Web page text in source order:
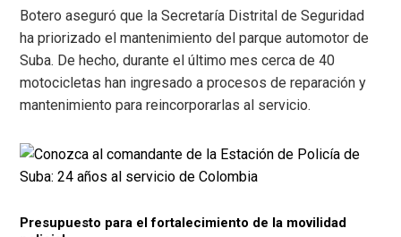
Botero aseguró que la Secretaría Distrital de Seguridad
ha priorizado el mantenimiento del parque automotor de
Suba. De hecho, durante el último mes cerca de 40
motocicletas han ingresado a procesos de reparación y
mantenimiento para reincorporarlas al servicio.
Presupuesto para el fortalecimiento de la movilidad